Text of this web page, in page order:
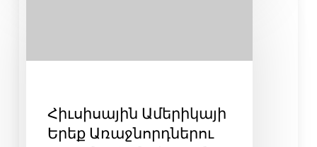
Հիւսիսային Ամերիկայի
Երեք Առաջնորդներու